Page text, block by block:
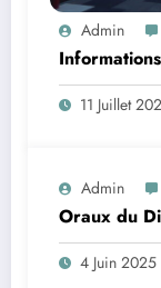
Admin
11 Juillet
Admin
Oraux du
4 Juin 2025